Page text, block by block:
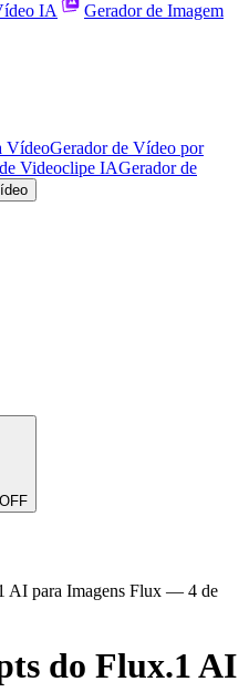
IA
Gerador de Imagem
VídeoGerador de Vídeo por
Videoclipe IAGerador de
AI para Imagens Flux — 4 de
do Flux.1 AI